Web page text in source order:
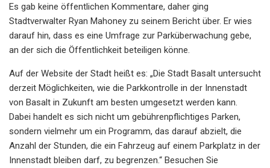
Es gab keine öffentlichen Kommentare, daher ging
Stadtverwalter Ryan Mahoney zu seinem Bericht über. Er wies
darauf hin, dass es eine Umfrage zur Parküberwachung gebe,
an der sich die Öffentlichkeit beteiligen könne.
Auf der Website der Stadt heißt es: „Die Stadt Basalt untersucht
derzeit Möglichkeiten, wie die Parkkontrolle in der Innenstadt
von Basalt in Zukunft am besten umgesetzt werden kann.
Dabei handelt es sich nicht um gebührenpflichtiges Parken,
sondern vielmehr um ein Programm, das darauf abzielt, die
Anzahl der Stunden, die ein Fahrzeug auf einem Parkplatz in der
Innenstadt bleiben darf, zu begrenzen.“ Besuchen Sie